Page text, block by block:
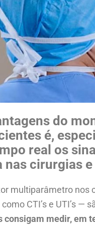
do
é,
real os
nas cirurgias
multiparâmetro nos
CTI’s e UTI’s —
consigam medir, em